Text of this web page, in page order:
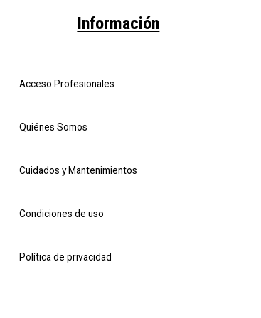
Información
Acceso Profesionales
Quiénes Somos
Cuidados y Mantenimientos
Condiciones de uso
Política de privacidad